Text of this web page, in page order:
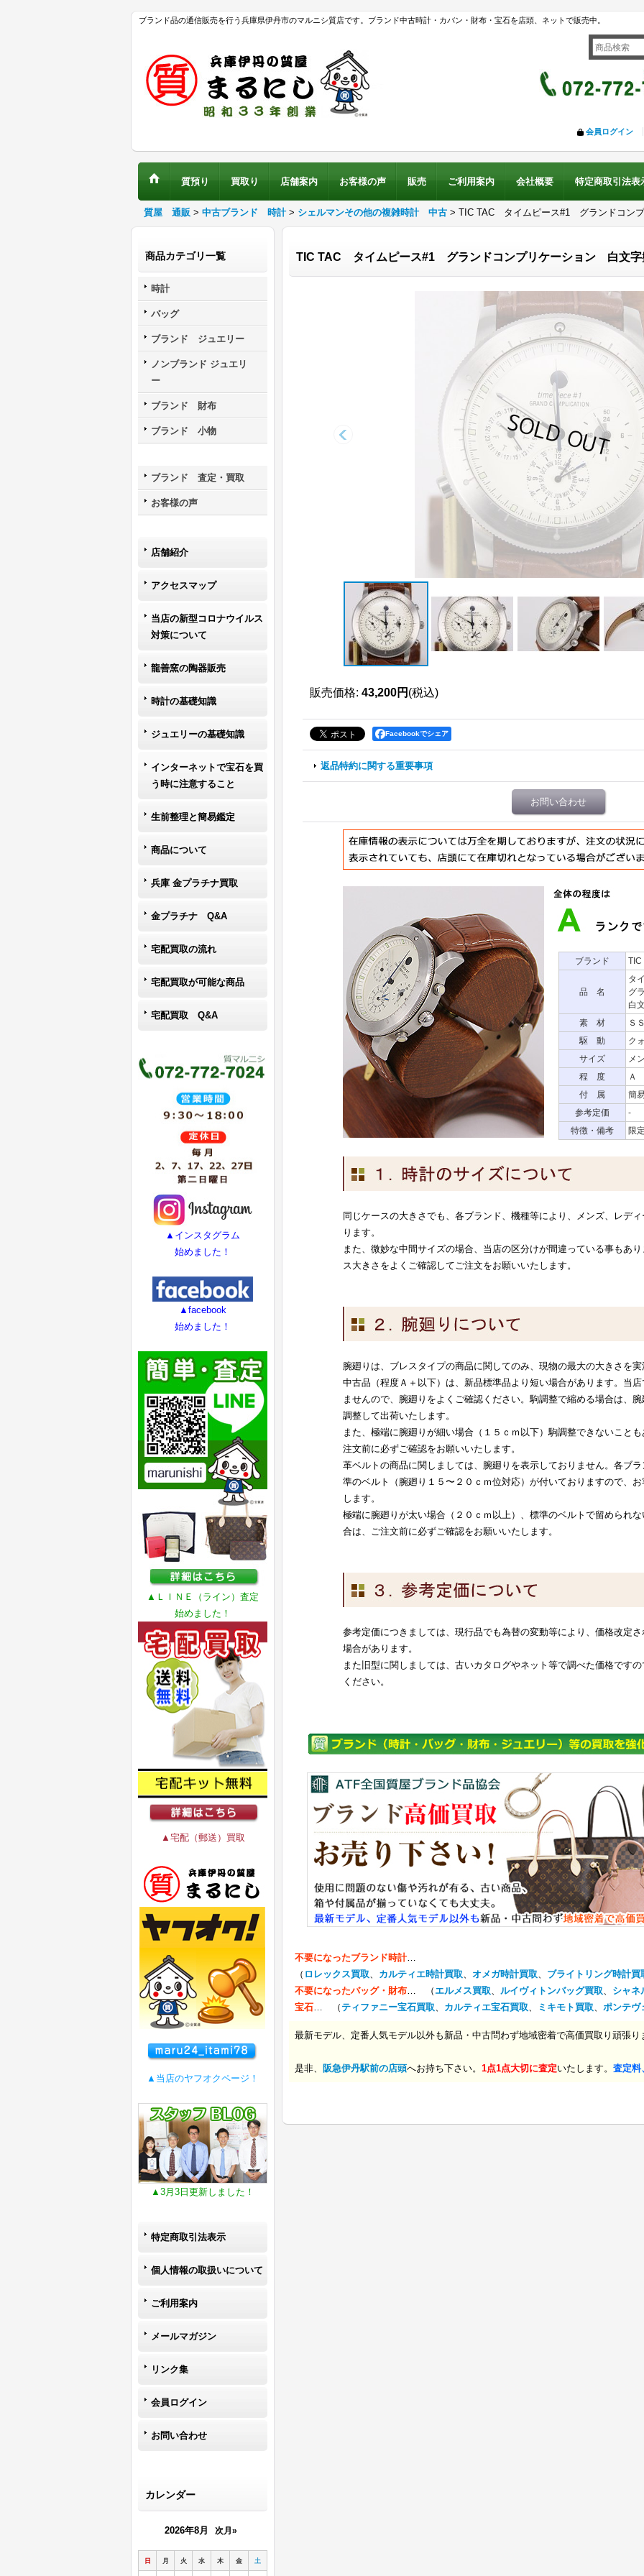
ブランド品の通信販売を行う兵庫県伊丹市のマルニシ質店です。ブランド中古時計・カバン・財布・宝石を店頭、ネットで販売中。
会員ログイン
質預り 買取り 店舗案内 お客様の声 販売 ご利用案内 会社概要 特定商取引法表
質屋 通販 > 中古ブランド 時計 > シェルマンその他の複雑時計 中古 > TIC TAC タイムピース#1 グランドコン
商品カテゴリ一覧
時計
バッグ
ブランド ジュエリー
ノンブランド ジュエリ
ー
ブランド 財布
ブランド 小物
ブランド 査定・買取
お客様の声
店舗紹介
アクセスマップ
当店の新型コロナウイルス
対策について
龍善窯の陶器販売
時計の基礎知識
ジュエリーの基礎知識
インターネットで宝石を買
う時に注意すること
生前整理と簡易鑑定
商品について
兵庫 金プラチナ買取
金プラチナ Q&A
宅配買取の流れ
宅配買取が可能な商品
宅配買取 Q&A
▲インスタグラム
始めました！
▲facebook
始めました！
▲ＬＩＮＥ（ライン）査定
始めました！
▲宅配（郵送）買取
▲当店のヤフオクページ！
▲3月3日更新しました！
特定商取引法表示
個人情報の取扱いについて
ご利用案内
メールマガジン
リンク集
会員ログイン
お問い合わせ
カレンダー
2026年8月 次月»
日 月 火 水 木 金 土
TIC TAC タイムピース#1 グランドコンプリケーション 白文字
販売価格: 43,200円 (税込)
Facebookでシェア
返品特約に関する重要事項
お問い合わせ
ブランド TIC
品 名
タ
グ
白
素 材
Ｓ
駆 動
ク
サイズ
メ
程 度
Ａ
付 属
簡
参考定価
-
特徴・備考
限
同じケースの大きさでも、各ブランド、機種等により、メンズ、レデ
ります。
また、微妙な中間サイズの場合、当店の区分けが間違っている事もあ
ス大きさをよくご確認してご注文をお願いいたします。
腕廻りは、ブレスタイプの商品に関してのみ、現物の最大の大きさを
中古品（程度Ａ＋以下）は、新品標準品より短い場合があります。当
ませんので、腕廻りをよくご確認ください。駒調整で縮める場合は、
調整して出荷いたします。
また、極端に腕廻りが細い場合（１５ｃｍ以下）駒調整できないこと
注文前に必ずご確認をお願いいたします。
革ベルトの商品に関しましては、腕廻りを表示しておりません。各ブ
準のベルト（腕廻り１５〜２０ｃｍ位対応）が付いておりますので、
します。
極端に腕廻りが太い場合（２０ｃｍ以上）、標準のベルトで留められ
合は、ご注文前に必ずご確認をお願いいたします。
参考定価につきましては、現行品でも為替の変動等により、価格改定
場合があります。
また旧型に関しましては、古いカタログやネット等で調べた価格です
ください。
不要になったブランド時計…
（ ロレックス買取、 カルティエ時計買取、 オメガ時計買取、 ブライトリング時計買
不要になったバッグ・財布… （ エルメス買取、 ルイヴィトンバッグ買取、 シャネ
宝石… （ティファニー宝石買取、 カルティエ宝石買取、 ミキモト買取、 ポンテヴ
最新モデル、定番人気モデル以外も新品・中古問わず地域密着で高価買取り頑張り
是非、 阪急伊丹駅前の店頭へお持ち下さい。 1点1点大切に査定いたします。 査定料